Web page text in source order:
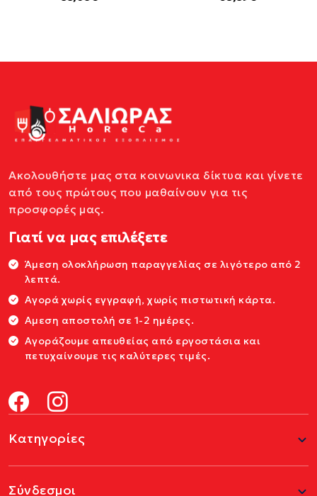
Ακολουθήστε μας στα κοινωνικα δίκτυα και γίνετε
από τους πρώτους που μαθαίνουν για τις
προσφορές μας.
Γιατί να μας επιλέξετε
Άμεση ολοκλήρωση παραγγελίας σε λιγότερο από 2
λεπτά.
Αγορά χωρίς εγγραφή, χωρίς πιστωτική κάρτα.
Αμεση αποστολή σε 1-2 ημέρες.
Αγοράζουμε απευθείας από εργοστάσια και
πετυχαίνουμε τις καλύτερες τιμές.
Κατηγορίες
Σύνδεσμοι